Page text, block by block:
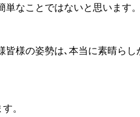
なことではないと思います。
様の姿勢は､本当に素晴らし
。